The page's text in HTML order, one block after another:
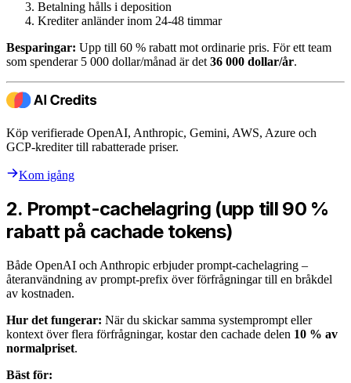
Betalning hålls i deposition
Krediter anländer inom 24-48 timmar
Besparingar: Upp till 60 % rabatt mot ordinarie pris. För ett team
som spenderar 5 000 dollar/månad är det 36 000 dollar/år.
Köp verifierade OpenAI, Anthropic, Gemini, AWS, Azure och
GCP-krediter till rabatterade priser.
Kom igång
2. Prompt-cachelagring (upp till 90 %
rabatt på cachade tokens)
Både OpenAI och Anthropic erbjuder prompt-cachelagring –
återanvändning av prompt-prefix över förfrågningar till en bråkdel
av kostnaden.
Hur det fungerar: När du skickar samma systemprompt eller
kontext över flera förfrågningar, kostar den cachade delen 10 % av
normalpriset.
Bäst för: